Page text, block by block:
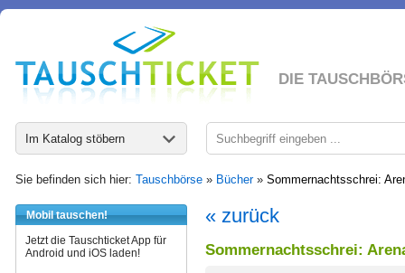
DIE
Im Katalog stöbern
Sie befinden sich hier: Tauschbörse » Bücher» Sommernachtsschrei:
Mobil tauschen!
Jetzt die Tauschticket App für
Android und iOS laden!
« zurück
Sommernachtsschrei: